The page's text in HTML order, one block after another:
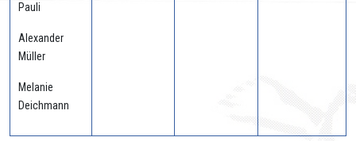
Pauli
Alexander
Müller
Melanie
Deichmann